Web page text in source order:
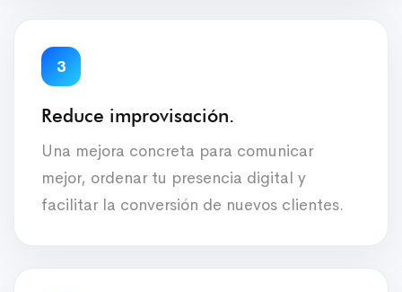
3
Reduce improvisación.
Una mejora concreta para comunicar
mejor, ordenar tu presencia digital y
facilitar la conversión de nuevos clientes.